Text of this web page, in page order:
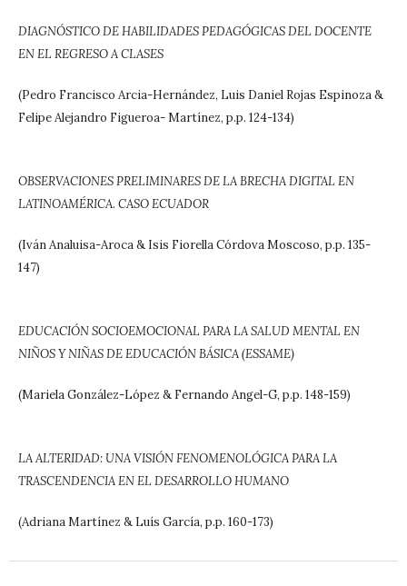
DIAGNÓSTICO DE HABILIDADES PEDAGÓGICAS DEL DOCENTE
EN EL REGRESO A CLASES
(Pedro Francisco Arcia-Hernández, Luis Daniel Rojas Espinoza &
Felipe Alejandro Figueroa- Martínez, p.p. 124-134)
OBSERVACIONES PRELIMINARES DE LA BRECHA DIGITAL EN
LATINOAMÉRICA. CASO ECUADOR
(Iván Analuisa-Aroca & Isis Fiorella Córdova Moscoso, p.p. 135-
147)
EDUCACIÓN SOCIOEMOCIONAL PARA LA SALUD MENTAL EN
NIÑOS Y NIÑAS DE EDUCACIÓN BÁSICA (ESSAME)
(Mariela González-López & Fernando Angel-G, p.p. 148-159)
LA ALTERIDAD: UNA VISIÓN FENOMENOLÓGICA PARA LA
TRASCENDENCIA EN EL DESARROLLO HUMANO
(Adriana Martínez & Luís García, p.p. 160-173)